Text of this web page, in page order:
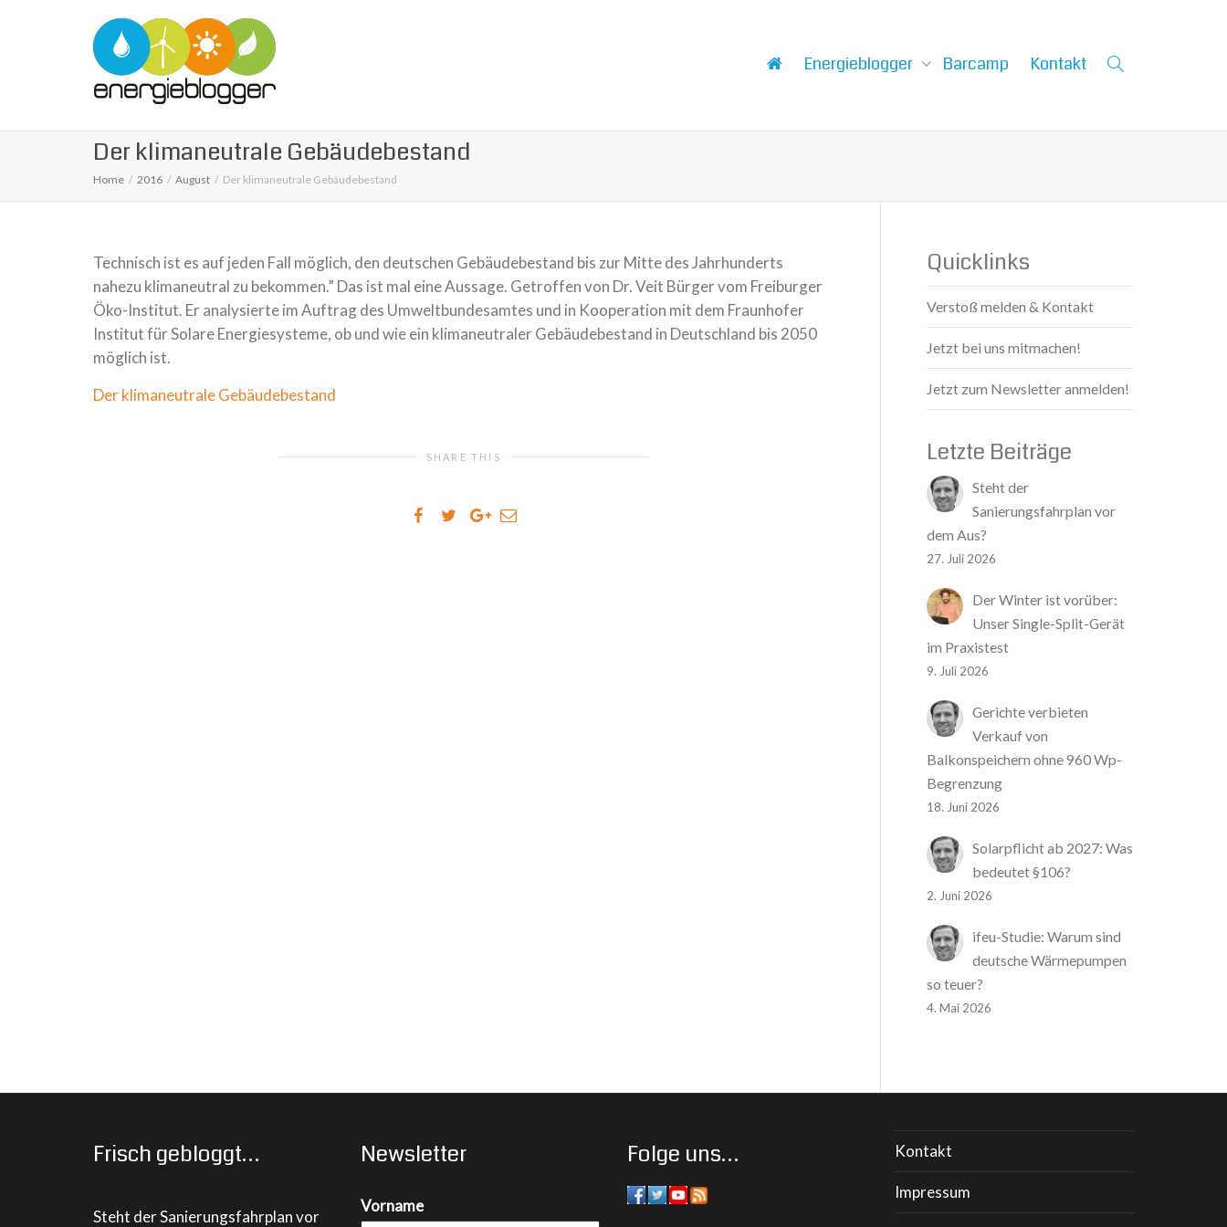
Energieblogger Barcamp Kontakt
Der klimaneutrale Gebäudebestand
Home 2016 August Der klimaneutrale Gebäudebestand
Technisch ist es auf jeden Fall möglich, den deutschen Gebäudebestand bis zur Mitte des Jahrhunderts
nahezu klimaneutral zu bekommen.” Das ist mal eine Aussage. Getroffen von Dr. Veit Bürger vom Freiburger
Öko-Institut. Er analysierte im Auftrag des Umweltbundesamtes und in Kooperation mit dem Fraunhofer
Institut für Solare Energiesysteme, ob und wie ein klimaneutraler Gebäudebestand in Deutschland bis 2050
möglich ist.
Der klimaneutrale Gebäudebestand
SHARE THIS
Quicklinks
Verstoß melden & Kontakt
Jetzt bei uns mitmachen!
Jetzt zum Newsletter anmelden!
Letzte Beiträge
Steht der
Sanierungsfahrplan vor
dem Aus?
27. Juli 2026
Der Winter ist vorüber:
Unser Single-Split-Gerät
im Praxistest
9. Juli 2026
Gerichte verbieten
Verkauf von
Balkonspeichern ohne 960 Wp-
Begrenzung
18. Juni 2026
Solarpflicht ab 2027: Was
bedeutet §106?
2. Juni 2026
ifeu-Studie: Warum sind
deutsche Wärmepumpen
so teuer?
4. Mai 2026
Frisch gebloggt…
Steht der Sanierungsfahrplan vor
Newsletter
Vorname
Folge uns… Kontakt
Impressum